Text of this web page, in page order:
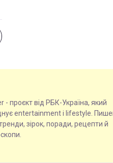
- проєкт від РБК-Україна, який
entertainment і lifestyle.
зірок, поради, рецепти й